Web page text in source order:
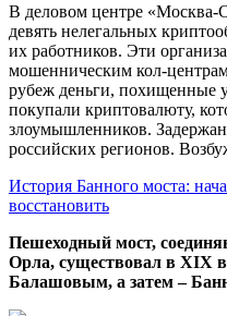
В деловом центре
девять нелегальных
их работников. Эти
мошенническим кол-
рубеж деньги, похищенные
покупали криптовалюту,
злоумышленников.
российских регионов.
История Банного моста:
восстановить
Пешеходный мост,
Орла, существовал в XIX
Балашовым, а затем –